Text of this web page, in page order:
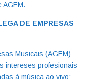
DE EMPRESAS
Musicais (AGEM)
intereses profesionais
á música ao vivo: